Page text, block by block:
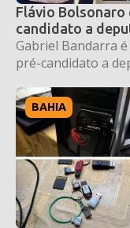
Flávio
candidato a
Gabriel Bandarra
pré-candidato a
BAHIA